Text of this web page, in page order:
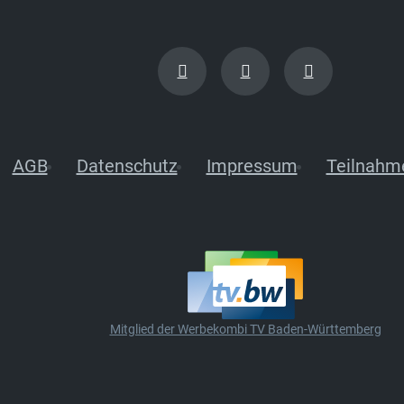
AGB Datenschutz Impressum
Mitglied der Werbekombi TV Baden-Württemberg